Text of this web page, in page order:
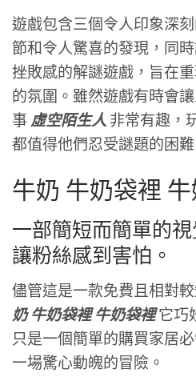
遊戲包含三個令人印象深
節和令人驚喜的發現，同
挫敗感的解謎遊戲，旨在重
的氛圍。雖然遊戲有時會
事 虛空陌生人非常有趣，
都值得他們忍受謎題的困難
牛奶 牛奶袋裡
一部簡短而簡單的
讓粉絲感到害怕。
儘管這是一款免費且相對
奶 牛奶袋裡 牛奶袋裡它巧
只是一個簡單的購買家居
一場驚心動魄的冒險。